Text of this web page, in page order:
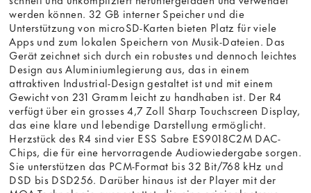
werden können. 32 GB interner Speicher und die
Unterstützung von microSD-Karten bieten Platz für viele
Apps und zum lokalen Speichern von Musik-Dateien. Das
Gerät zeichnet sich durch ein robustes und dennoch leichtes
Design aus Aluminiumlegierung aus, das in einem
attraktiven Industrial-Design gestaltet ist und mit einem
Gewicht von 231 Gramm leicht zu handhaben ist. Der R4
verfügt über ein grosses 4,7 Zoll Sharp Touchscreen Display,
das eine klare und lebendige Darstellung ermöglicht.
Herzstück des R4 sind vier ESS Sabre ES9018C2M DAC-
Chips, die für eine hervorragende Audiowiedergabe sorgen.
Sie unterstützen das PCM-Format bis 32 Bit/768 kHz und
DSD bis DSD256. Darüber hinaus ist der Player mit der